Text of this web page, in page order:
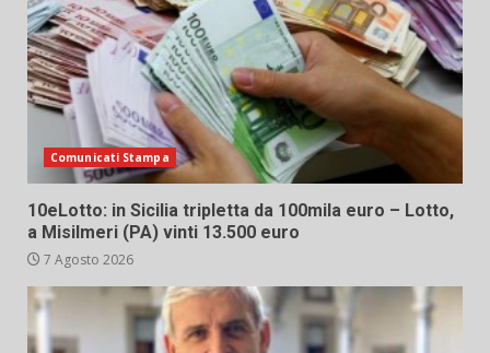
Comunicati Stampa
10eLotto: in Sicilia tripletta da 100mila euro – Lotto,
a Misilmeri (PA) vinti 13.500 euro
7 Agosto 2026